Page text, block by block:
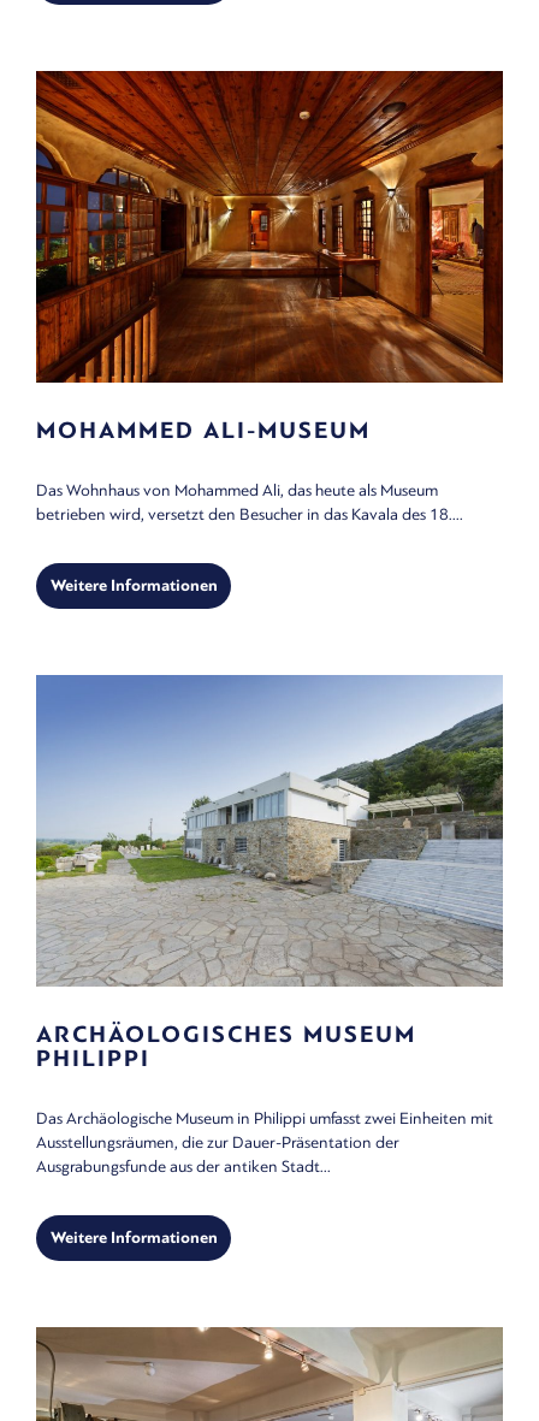
MOHAMMED ALI-MUSEUM
Das Wohnhaus von Mohammed Ali, das heute als Museum
betrieben wird, versetzt den Besucher in das Kavala des 18....
Weitere Informationen
ARCHÄOLOGISCHES MUSEUM
PHILIPPI
Das Archäologische Museum in Philippi umfasst zwei Einheiten mit
Ausstellungsräumen, die zur Dauer-Präsentation der
Ausgrabungsfunde aus der antiken Stadt...
Weitere Informationen